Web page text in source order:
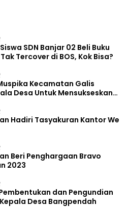
SDN Banjar 02 Beli Buku
Tercover di BOS, Kok Bisa?
Kecamatan Galis
Desa Untuk Mensukseskan
Hadiri Tasyakuran Kantor We
Beri Penghargaan Bravo
2023
dan Pengundian
Desa Bangpendah